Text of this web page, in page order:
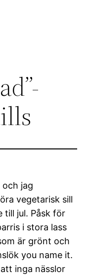
jag
vegetarisk sill
till jul. Påsk för
i stora lass
är grönt och
you name it.
inga nässlor